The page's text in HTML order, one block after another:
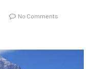
No Comments